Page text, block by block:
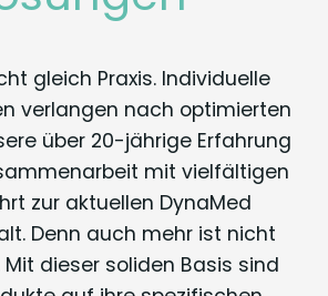
gleich Praxis. Individuelle
verlangen nach optimierten
über 20-jährige Erfahrung
mit vielfältigen
zur aktuellen DynaMed
Denn auch mehr ist nicht
dieser soliden Basis sind